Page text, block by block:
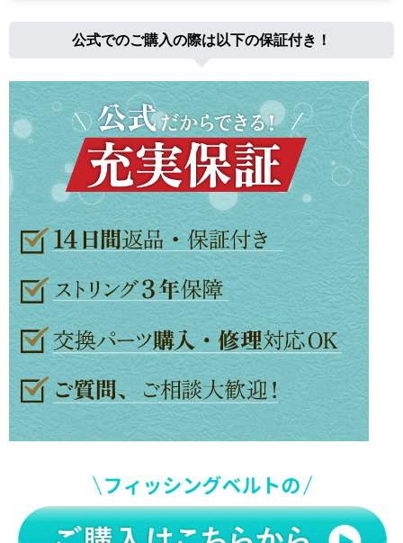
公式でのご購入の際は以下の保証付き！